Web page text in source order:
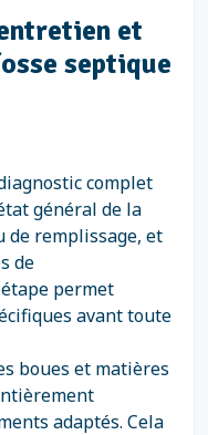
et
septique
complet
général de la
de remplissage, et
de
permet
avant toute
boues et matières
adaptés. Cela